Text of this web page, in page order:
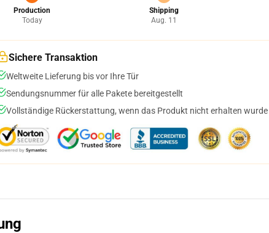
Production
Today
Shipping
Aug. 11
Sichere Transaktion
Weltweite Lieferung bis vor Ihre Tür
Sendungsnummer für alle Pakete bereitgestellt
Vollständige Rückerstattung, wenn das Produkt nicht erhalten wurde